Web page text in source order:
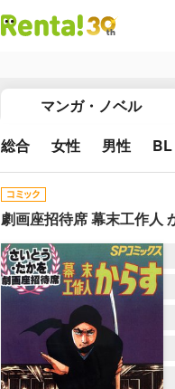
マンガ・ノベル
総合 女性 男性 BL
劇画座招待席 幕末工作人